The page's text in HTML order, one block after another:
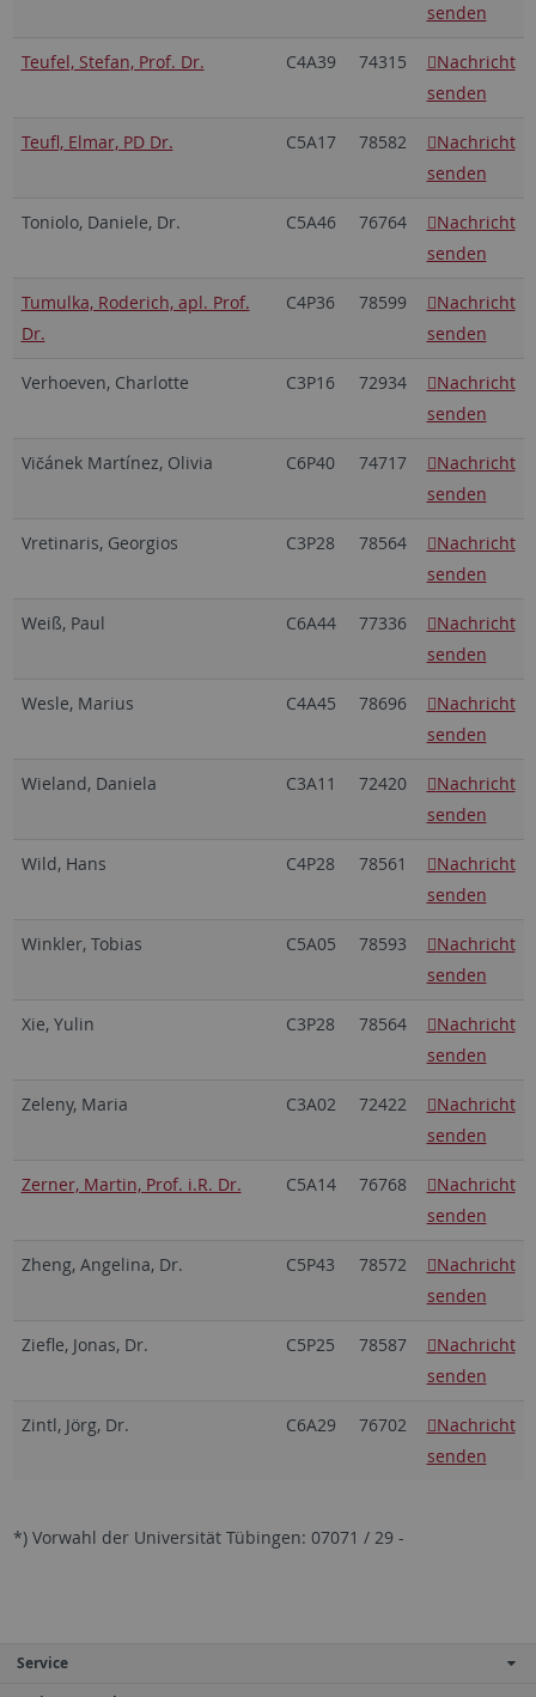
senden
Teufel, Stefan, Prof. Dr. C4A39 74315
Nachricht
senden
Teufl, Elmar, PD Dr. C5A17 78582
Nachricht
senden
Toniolo, Daniele, Dr. C5A46 76764
Nachricht
senden
Tumulka, Roderich, apl. Prof.
Dr.
C4P36 78599
Nachricht
senden
Verhoeven, Charlotte C3P16 72934
Nachricht
senden
Vičánek Martínez, Olivia C6P40 74717
Nachricht
senden
Vretinaris, Georgios C3P28 78564
Nachricht
senden
Weiß, Paul C6A44 77336
Nachricht
senden
Wesle, Marius C4A45 78696
Nachricht
senden
Wieland, Daniela C3A11 72420
Nachricht
senden
Wild, Hans C4P28 78561
Nachricht
senden
Winkler, Tobias C5A05 78593
Nachricht
senden
Xie, Yulin C3P28 78564
Nachricht
senden
Zeleny, Maria C3A02 72422
Nachricht
senden
Zerner, Martin, Prof. i.R. Dr. C5A14 76768
Nachricht
senden
Zheng, Angelina, Dr. C5P43 78572
Nachricht
senden
Ziefle, Jonas, Dr. C5P25 78587
Nachricht
senden
Zintl, Jörg, Dr. C6A29 76702
Nachricht
senden
*) Vorwahl der Universität Tübingen: 07071 / 29 -
Service